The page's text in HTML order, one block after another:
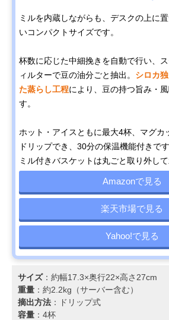
ミルを内蔵しながらも、デスクの上に
いコンパクトサイズです。
杯数に応じた中細挽きを自動で行い、
ィルターで豆の油分ごと抽出。 シロカ
た蒸らし工程により、豆の持つ旨み・
す。
ホット・アイスともに最大4杯、マグカ
ドリップでき、30分の保温機能付きで
ミル付きバスケットは丸ごと取り外して
Amazonで見る
楽天市場で見る
Yahoo!で見る
サイズ：約幅17.3×奥行22×高さ27cm
重量 ：約2.2kg（サーバー含む）
摘出方法 ：ドリップ式
容量 ：4杯